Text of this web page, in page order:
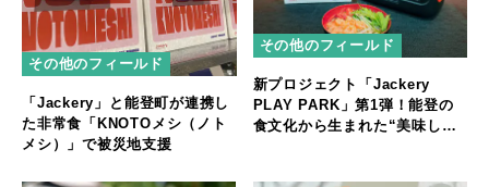
その他のフィールド
「Jackery」と能登町が連携し
た非常食「KNOTOメシ（ノト
メシ）」で被災地支援
その他のフィールド
新プロジェクト「Jackery
PLAY PARK」第1弾！能登の
食文化から生まれた“美味しい